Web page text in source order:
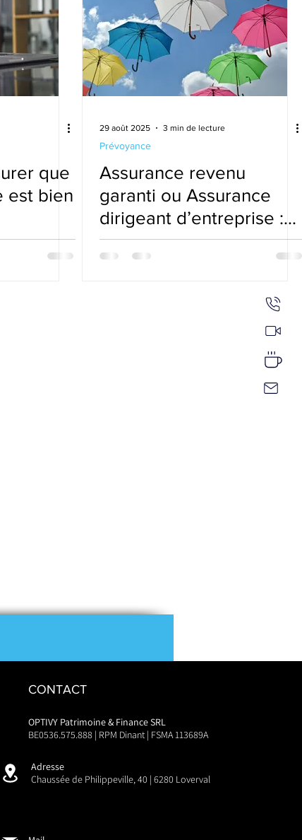
que
est bien
29 août 2025 3 min de lecture
Prévoyance
Assurance revenu
garanti ou Assurance
dirigeant d’entreprise :
quelle est la meilleure
protection pour le
CONTACT
OPTIVY Patrimoine & Finance SRL
BE0536.575.888 | RPM Dinant | FSMA 113689A
Adresse
Chaussée de Philippeville, 40 | 6280 Loverval